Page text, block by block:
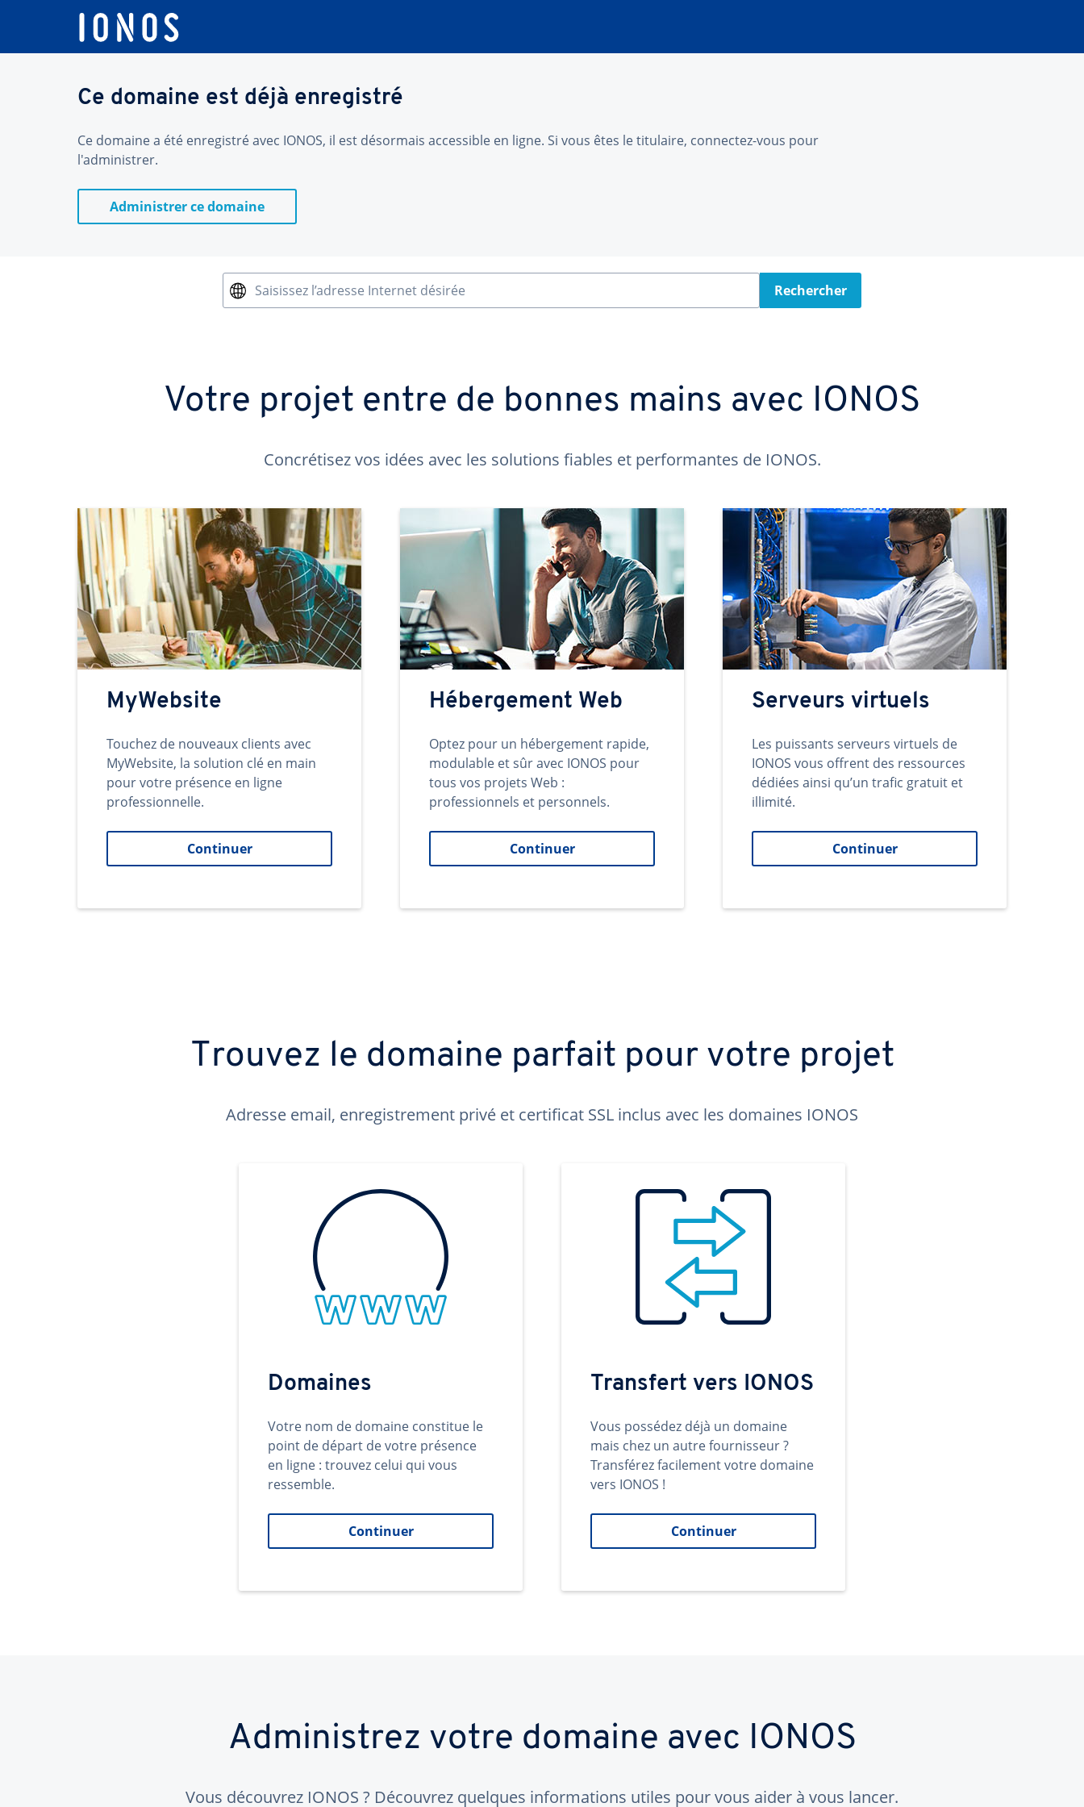
Ce domaine est déjà enregistré
Ce domaine a été enregistré avec IONOS, il est désormais accessible en ligne. Si vous êtes le titulaire, connectez-vous pour
l'administrer.
Administrer ce domaine
Saisissez l’adresse Internet désirée Rechercher
Votre projet entre de bonnes mains avec IONOS
Concrétisez vos idées avec les solutions fiables et performantes de IONOS.
MyWebsite
Touchez de nouveaux clients avec
MyWebsite, la solution clé en main
pour votre présence en ligne
professionnelle.
Continuer
Hébergement Web
Optez pour un hébergement rapide,
modulable et sûr avec IONOS pour
tous vos projets Web :
professionnels et personnels.
Continuer
Serveurs virtuels
Les puissants serveurs virtuels de
IONOS vous offrent des ressources
dédiées ainsi qu’un trafic gratuit et
illimité.
Continuer
Trouvez le domaine parfait pour votre projet
Adresse email, enregistrement privé et certificat SSL inclus avec les domaines IONOS
Domaines
Votre nom de domaine constitue le
point de départ de votre présence
en ligne : trouvez celui qui vous
ressemble.
Continuer
Transfert vers IONOS
Vous possédez déjà un domaine
mais chez un autre fournisseur ?
Transférez facilement votre domaine
vers IONOS !
Continuer
Administrez votre domaine avec IONOS
Vous découvrez IONOS ? Découvrez quelques informations utiles pour vous aider à vous lancer.